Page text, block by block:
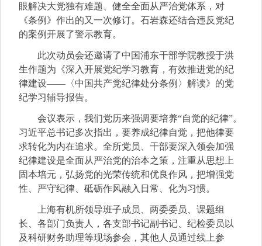
眼解决大党独有难题、健全全面从严治党体系，对
《条例》作出的又一次修订。石岩森还结合违反党纪
的案例开展了警示教育。
此次动员会还邀请了中国浦东干部学院教授于洪
生作题为《深入开展党纪学习教育，有效推进党的纪
律建设——〈中国共产党纪律处分条例〉解读》的党
纪学习辅导报告。
会议表示，我们党历来强调要培养“自觉的纪律”。
习近平总书记多次指出，要养成纪律自觉，把他律要
求转化为内在追求。全所党员、干部要深入领会加强
纪律建设是全面从严治党的治本之策，注重从思想上
固本培元，弘扬党的光荣传统和优良作风，把增强党
性、严守纪律、砥砺作风融入日常、化为习惯。
上海有机所领导班子成员、两委委员、课题组
长、各部门负责人，各支部书记副书记、纪检委员以
及科研财务助理等现场参会，其他人员通过线上参